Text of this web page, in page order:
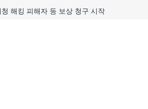
청 해킹 피해자 등 보상 청구 시작